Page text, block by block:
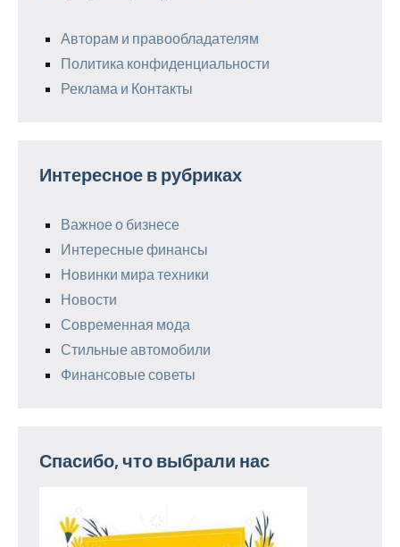
Авторам и правообладателям
Политика конфиденциальности
Реклама и Контакты
Интересное в рубриках
Важное о бизнесе
Интересные финансы
Новинки мира техники
Новости
Современная мода
Стильные автомобили
Финансовые советы
Спасибо, что выбрали нас